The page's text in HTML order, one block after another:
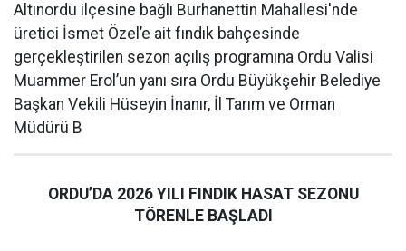
Altınordu ilçesine bağlı Burhanettin Mahallesi'nde
üretici İsmet Özel’e ait fındık bahçesinde
gerçekleştirilen sezon açılış programına Ordu Valisi
Muammer Erol’un yanı sıra Ordu Büyükşehir Belediye
Başkan Vekili Hüseyin İnanır, İl Tarım ve Orman
Müdürü B
ORDU’DA 2026 YILI FINDIK HASAT SEZONU
TÖRENLE BAŞLADI